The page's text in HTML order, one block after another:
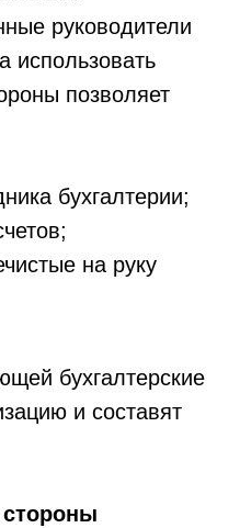
руководители
использовать
позволяет
бухгалтерии;
на руку
бухгалтерские
и составят